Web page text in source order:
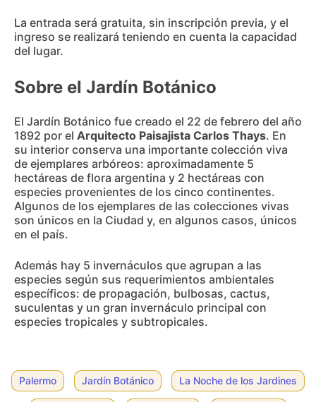
La entrada será gratuita, sin inscripción previa, y el
ingreso se realizará teniendo en cuenta la capacidad
del lugar.
Sobre el Jardín Botánico
El Jardín Botánico fue creado el 22 de febrero del año
1892 por el Arquitecto Paisajista Carlos Thays. En
su interior conserva una importante colección viva
de ejemplares arbóreos: aproximadamente 5
hectáreas de flora argentina y 2 hectáreas con
especies provenientes de los cinco continentes.
Algunos de los ejemplares de las colecciones vivas
son únicos en la Ciudad y, en algunos casos, únicos
en el país.
Además hay 5 invernáculos que agrupan a las
especies según sus requerimientos ambientales
específicos: de propagación, bulbosas, cactus,
suculentas y un gran invernáculo principal con
especies tropicales y subtropicales.
Palermo Jardín Botánico La Noche de los Jardines